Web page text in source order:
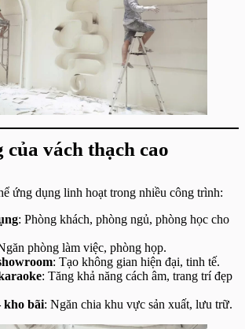
của vách thạch cao
ứng dụng linh hoạt trong nhiều công trình:
: Phòng khách, phòng ngủ, phòng học cho
phòng làm việc, phòng họp.
: Tạo không gian hiện đại, tinh tế.
: Tăng khả năng cách âm, trang trí đẹp
kho bãi: Ngăn chia khu vực sản xuất, lưu trữ.